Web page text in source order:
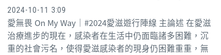
2024-10-11 3:09
愛無畏 On My Way｜#2024愛滋遊行陣線 主論述 在愛滋
治療進步的現在，感染者在生活中仍面臨諸多困難，沉
重的社會污名，使得愛滋感染者的現身仍困難重重，無